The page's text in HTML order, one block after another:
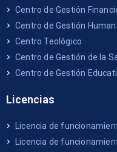
Centro de Gestión
Centro de Gestión
Centro Teológico
Centro de Gestión de la
Centro de Gestión
Licencias
Licencia de
Licencia de